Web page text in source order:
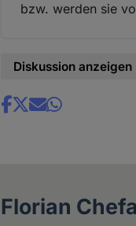
bzw. werden sie
Diskussion anzeigen
Share
Florian